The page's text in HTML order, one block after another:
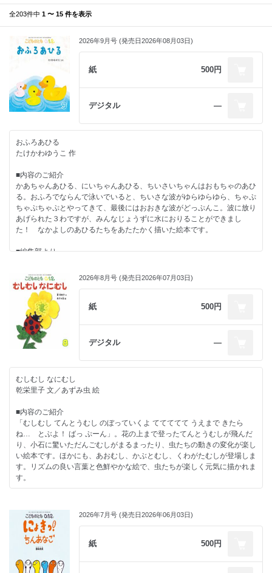
葉っぱをテーマにした絵本を考えてみたいと、たむらしげるさんがお話く
ださったのは数年前のこと。その後、絵本のページをめくる動作と、布団
をめくる動作が似ていることに着目され、このたび、葉っぱの布団のペー
ジをめくると、眠っている動物たちが現れるというアイデアの絵本を作っ
てくださいました。
編集担当の子どもが１歳の時、保育園にお迎えにいくと、友だちと並んで
それぞれがそれぞれのくまのぬいぐるみに布団をかけて、一生懸命“とん
とん”していたことを思い出します。まだ１歳なのに、誰かをお世話した
い、お世話するのがうれしいという気持ちがあるのだなあと、しみじみと
したものです。この絵本を手にした子どもたちが、葉っぱの布団をめくっ
たりかけたりして、動物たちをやさしく眠りの世界に誘ってくれますよう
姉妹作の『たべたのだーれだ？』と合わせてお楽しみください。
●作者のことば
「ホオノキの大きな葉」 たむらしげる
子どものころ自宅の庭に大きなホオノキが生えていた。庭木として植えた
わけではなく、自生していたものを造成した土地に残した木だ。ホオノキ
の葉は日本国内では最大級のサイズで30～40cmぐらいある。その大きな
葉が枝の先端で輪っか状について、初夏には大きな白い花が咲く。それが
猫じゃらしなどで装飾すると面白いお面ができた。使い古した帽子のつば
を取り除いて、前側にホオノキのお面、後ろ側にススキや麦わらなどを髪
の毛のように縫い付けると、妖怪や森の精などの不思議な生き物になっ
た。これをかぶって鬼ごっこをするのだ。もちろん鬼がこれをかぶる。前
がよく見えずに転んでお面がちぎれてしまうこともあったが、材料はいく
らでもあるので様々なバリエーションを作って楽しんだ。
ミが飛び出して家の方に走って行った。肥料のつもりで家族の誰かが生ゴ
ミを埋めたのかもしれない。それをネズミが食べていたのだ。
それからしばらくして、夜になると家の天井裏でネズミの家族が駆け回る
ようになった。「今夜もネズミが運動会をやっているな」父が苦笑いしな
がら言った。当時の住宅は今ほど気密性がなく容易に小動物が入り込め
た。
ぼくは思った。「昼間静かなネズミたちは、ホオノキの葉っぱのふとんで
寝ているのかな？」
たむらしげる
1949年、東京都生まれ。1976年に絵本『ありとすいか』を発表して以
来、50年にわたり絵本、漫画、アニメーションなど幅広い分野で作品を
制作。絵本に『たべたのだーれだ？』『ごろんご ゆきだるま』『おばけ
のコンサート』『かたつむりタクシー』『ロボットのくにSOS』『ねじ
全203件中 1 〜 15 件を表示
2026年9月号 (発売日2026年08月03日)
紙 500円
デジタル ―
おふろあひる
たけかわゆうこ 作
■内容のご紹介
かあちゃんあひる、にいちゃんあひる、ちいさいちゃんはおもちゃのあひ
る。おふろでならんで泳いでいると、ちいさな波がゆらゆらゆら、ちゃぷ
ちゃぷちゃぷとやってきて、最後にはおおきな波がどっぷんこ。波に放り
あげられた３わですが、みんなじょうずに水におりることができまし
た！ なかよしのあひるたちをあたたかく描いた絵本です。
■編集部より
ひる、ちいさいちゃんの３羽がつくるリズムとそれぞれの擬音語が楽しい
絵本です。子どもはちいさいちゃんに心を寄せながら楽しんでくれるので
はないでしょうか。
大波で投げ出されても、それぞれの仕方で、ぶじ着水。一度はお風呂の中
に潜って見えなくなったちいさいちゃんも、じょうずに顔を出せました。
すぽんと勢いよく水面に浮き上がる様子はおもちゃのあひるならではでほ
ほえましく、お風呂で再現したくなります。
ように。
旅に出たお風呂のあひる たけかわゆうこ
黄色のからだにオレンジのくちばし。お風呂に浮かべて遊ぶあひるは、小
さい人のおもちゃだと思っていました。
数年前、海外のファッション誌をぱらぱら見ていたところ、小さな写真に
目がとまりました。あのお風呂のあひるが写っているのです。でも……何
あひるが大きい？ 「どういうこと？」
それはオランダのアーティスト、フロレンティン・ホフマン氏の作品でし
た。大きなあひるは約17メートルもあり、世界各地の水辺をお風呂に見
立てていました。私が雑誌で目にしたのは、その記事だったようです。世
界を旅する大きなあひる。いいなぁ、いつか会ってみたいと憧れはふくら
2026年8月号 (発売日2026年07月03日)
紙 500円
デジタル ―
むしむし なにむし
乾栄里子 文／あずみ虫 絵
■内容のご紹介
「むしむし てんとうむし のぼっていくよ ててててて うえまで きたら
ね… とぶよ！ ばっ ぷーん」。花の上まで登ったてんとうむしが飛んだ
り、小石に驚いただんごむしがまるまったり、虫たちの動きの変化が楽し
い絵本です。ほかにも、あおむし、かぶとむし、くわがたむしが登場しま
す。リズムの良い言葉と色鮮やかな絵で、虫たちが楽しく元気に描かれま
す。
テントウムシが草花の上まで登ってから飛び立ったり、アオムシがたくさ
んの葉っぱを食べたり、虫たちはそれぞれ特徴があって、思わず見入って
しまうような動きを見せてくれます。文章を書かれた乾さんは、息子さん
と小さな生きものとふれあった思い出から、赤ちゃんを楽しませる絵本が
2026年7月号 (発売日2026年06月03日)
紙 500円